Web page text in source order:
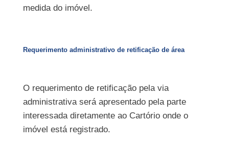
medida do imóvel.
Requerimento administrativo de retificação de área
O requerimento de retificação pela via
administrativa será apresentado pela parte
interessada diretamente ao Cartório onde o
imóvel está registrado.